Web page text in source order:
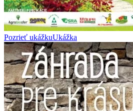
Pozrieť ukážkuUkážka